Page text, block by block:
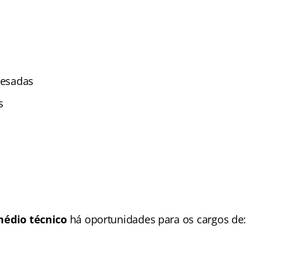
técnicohá oportunidades para os cargos de: